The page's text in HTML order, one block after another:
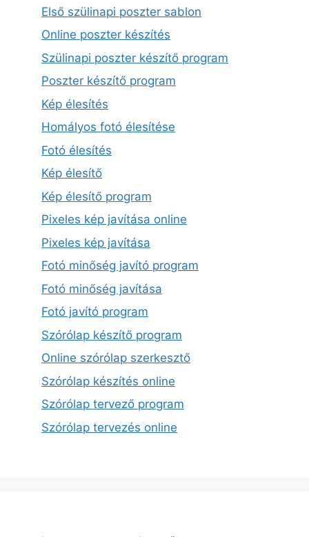
Első szülinapi poszter sablon
Online poszter készítés
Szülinapi poszter készítő program
Poszter készítő program
Kép élesítés
Homályos fotó élesítése
Fotó élesítés
Kép élesítő
Kép élesítő program
Pixeles kép javítása online
Pixeles kép javítása
Fotó minőség javító program
Fotó minőség javítása
Fotó javító program
Szórólap készítő program
Online szórólap szerkesztő
Szórólap készítés online
Szórólap tervező program
Szórólap tervezés online